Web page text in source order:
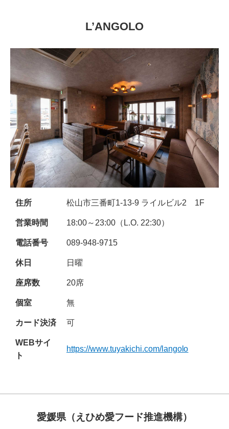
L’ANGOLO
住所 松山市三番町1-13-9 ライルビル2 1F
営業時間 18:00～23:00（L.O. 22:30）
電話番号 089-948-9715
休日 日曜
座席数 20席
個室 無
カード決済 可
WEBサイ
ト
https://www.tuyakichi.com/langolo
愛媛県（えひめ愛フード推進機構）